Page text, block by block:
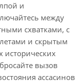
и
между
схватками, с
и скрытым
исторических
вызов
ассасинов